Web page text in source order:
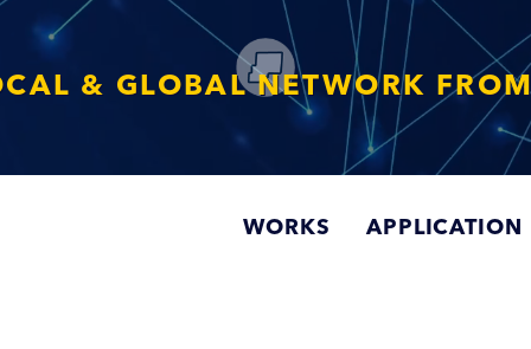
から、プロジェクトに感動と成長を
WORKS APPLICATION